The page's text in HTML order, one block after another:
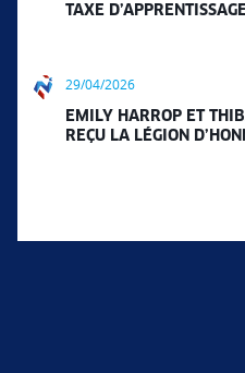
TAXE
29/04/2026
EMILY HARROP ET
REÇU LA LÉGION